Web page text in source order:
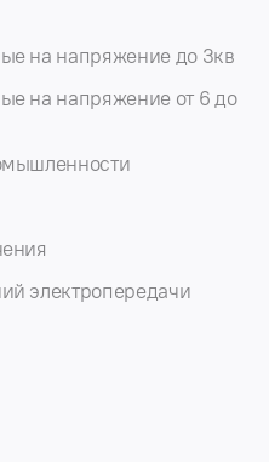
на напряжение до 3кв
на напряжение от 6 до
электропередачи